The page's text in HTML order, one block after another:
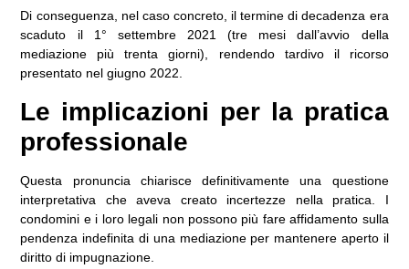
Di conseguenza, nel caso concreto, il termine di decadenza era
scaduto il 1° settembre 2021 (tre mesi dall’avvio della
mediazione più trenta giorni), rendendo tardivo il ricorso
presentato nel giugno 2022.
Le implicazioni per la pratica
professionale
Questa pronuncia chiarisce definitivamente una questione
interpretativa che aveva creato incertezze nella pratica. I
condomini e i loro legali non possono più fare affidamento sulla
pendenza indefinita di una mediazione per mantenere aperto il
diritto di impugnazione